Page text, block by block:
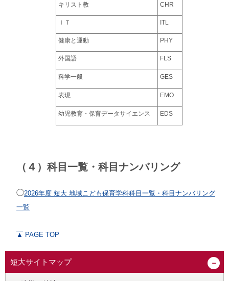
キリスト教 CHR
ＩＴ ITL
健康と運動 PHY
外国語 FLS
科学一般 GES
表現 EMO
幼児教育・保育データサイエンス EDS
（４）科目一覧・科目ナンバリング
◯2026年度 短大 地域こども保育学科科目一覧・科目ナンバリング
一覧
▲ PAGE TOP
短大サイトマップ